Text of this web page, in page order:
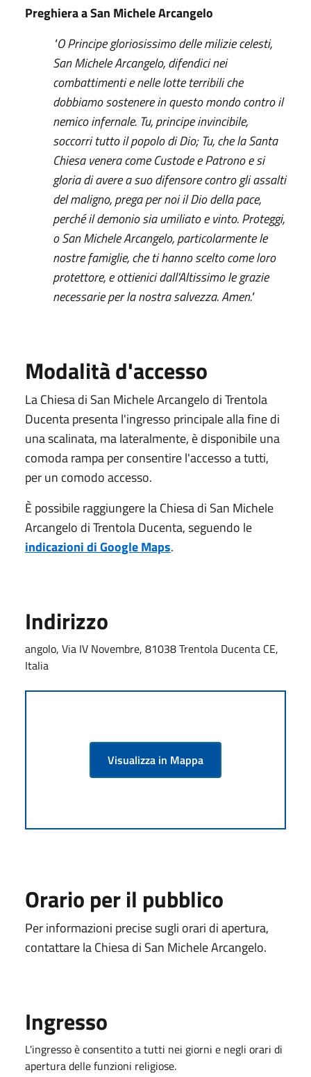
Preghiera a San Michele Arcangelo
"O Principe gloriosissimo delle milizie celesti,
San Michele Arcangelo, difendici nei
combattimenti e nelle lotte terribili che
dobbiamo sostenere in questo mondo contro il
nemico infernale. Tu, principe invincibile,
soccorri tutto il popolo di Dio; Tu, che la Santa
Chiesa venera come Custode e Patrono e si
gloria di avere a suo difensore contro gli assalti
del maligno, prega per noi il Dio della pace,
perché il demonio sia umiliato e vinto. Proteggi,
o San Michele Arcangelo, particolarmente le
nostre famiglie, che ti hanno scelto come loro
protettore, e ottienici dall'Altissimo le grazie
necessarie per la nostra salvezza. Amen."
Modalità d'accesso
La Chiesa di San Michele Arcangelo di Trentola
Ducenta presenta l'ingresso principale alla fine di
una scalinata, ma lateralmente, è disponibile una
comoda rampa per consentire l'accesso a tutti,
per un comodo accesso.
È possibile raggiungere la Chiesa di San Michele
Arcangelo di Trentola Ducenta, seguendo le
indicazioni di Google Maps.
Indirizzo
angolo, Via IV Novembre, 81038 Trentola Ducenta CE,
Italia
Visualizza in Mappa
Orario per il pubblico
Per informazioni precise sugli orari di apertura,
contattare la Chiesa di San Michele Arcangelo.
Ingresso
L'ingresso è consentito a tutti nei giorni e negli orari di
apertura delle funzioni religiose.